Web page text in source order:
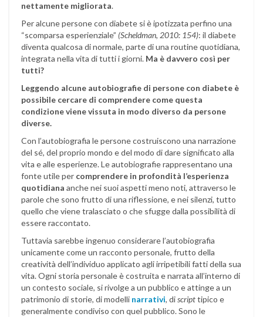
nettamente migliorata.
Per alcune persone con diabete si è ipotizzata perfino una
“scomparsa esperienziale” (Scheldman, 2010: 154): il diabete
diventa qualcosa di normale, parte di una routine quotidiana,
integrata nella vita di tutti i giorni. Ma è davvero così per
tutti?
Leggendo alcune autobiografie di persone con diabete è
possibile cercare di comprendere come questa
condizione viene vissuta in modo diverso da persone
diverse.
Con l’autobiografia le persone costruiscono una narrazione
del sé, del proprio mondo e del modo di dare significato alla
vita e alle esperienze. Le autobiografie rappresentano una
fonte utile per comprendere in profondità l’esperienza
quotidiana anche nei suoi aspetti meno noti, attraverso le
parole che sono frutto di una riflessione, e nei silenzi, tutto
quello che viene tralasciato o che sfugge dalla possibilità di
essere raccontato.
Tuttavia sarebbe ingenuo considerare l’autobiografia
unicamente come un racconto personale, frutto della
creatività dell’individuo applicato agli irripetibili fatti della sua
vita. Ogni storia personale è costruita e narrata all’interno di
un contesto sociale, si rivolge a un pubblico e attinge a un
patrimonio di storie, di modelli narrativi, discripttipico e
generalmente condiviso con quel pubblico. Sono le